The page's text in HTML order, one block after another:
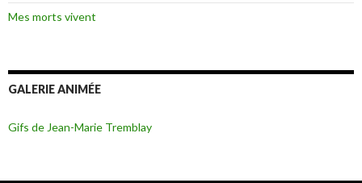
Mes morts vivent
GALERIE ANIMÉE
Gifs de Jean-Marie Tremblay